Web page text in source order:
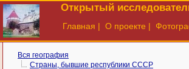
Открытый
Главная | О проекте |
Вся география
Страны, бывшие республики СССР